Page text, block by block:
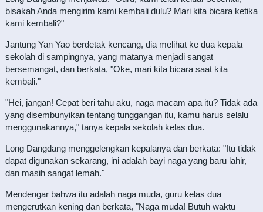
bisakah Anda mengirim kami kembali dulu? Mari kita bicara ketika
kami kembali?"
Jantung Yan Yao berdetak kencang, dia melihat ke dua kepala
sekolah di sampingnya, yang matanya menjadi sangat
bersemangat, dan berkata, "Oke, mari kita bicara saat kita
kembali."
"Hei, jangan! Cepat beri tahu aku, naga macam apa itu? Tidak ada
yang disembunyikan tentang tunggangan itu, kamu harus selalu
menggunakannya," tanya kepala sekolah kelas dua.
Long Dangdang menggelengkan kepalanya dan berkata: "Itu tidak
dapat digunakan sekarang, ini adalah bayi naga yang baru lahir,
dan masih sangat lemah."
Mendengar bahwa itu adalah naga muda, guru kelas dua
mengerutkan kening dan berkata, "Naga muda! Butuh waktu